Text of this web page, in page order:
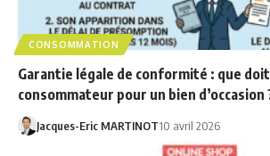
CONSOMMATION
Garantie légale de conformité : que
consommateur pour un bien d’occasion
Jacques-Eric MARTINOT10 avril 2026